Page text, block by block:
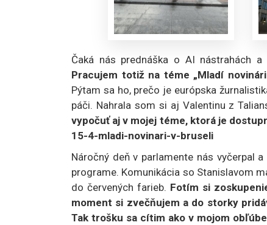
Čaká nás prednáška o AI nástrahách
Pracujem totiž na téme „Mladí
Pýtam sa ho, prečo je európska
páči. Nahrala som si aj Valentinu z
vypočuť aj v mojej téme, ktorá je
15-4-mladi-novinari-v-bruseli
Náročný deň v parlamente nás vyčerpal
programe. Komunikácia so Stanislavom
do červených farieb. Fotím si
moment si zvečňujem a do storky
Tak trošku sa cítim ako v mojom